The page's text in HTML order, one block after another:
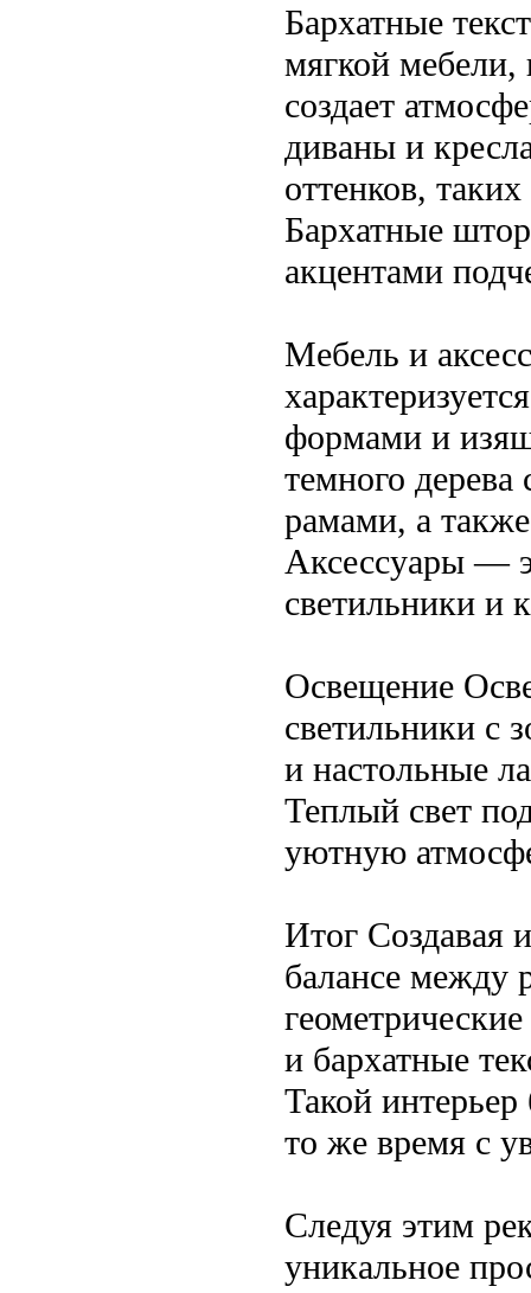
Бархатные
мягкой мебели,
создает
диваны и
оттенков,
Бархатные
акцентами
Мебель и
формами и
темного дерева
рамами, а
Аксессуары —
светильники и
Освещение
светильники с
и настольные
Теплый свет
уютную
Итог Создавая
балансе между
и бархатные
Такой интерьер
то же время с
Следуя этим
уникальное